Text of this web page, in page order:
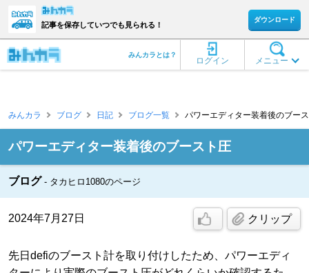
記事を保存していつでも見られる！
ダウンロード
メニュー
ログイン
みんカラとは？
みんカラ ブログ 日記 ブログ一覧 パワーエディター装着後のブー
パワーエディター装着後のブースト圧
ブログ タカヒロ1080のページ
2024年7月27日 クリップ
先日defiのブースト計を取り付けしたため、パワーエディ